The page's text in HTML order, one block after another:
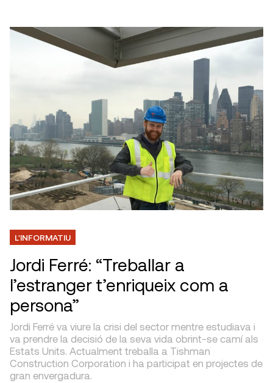
L'INFORMATIU
Jordi Ferré: “Treballar a
l’estranger t’enriqueix com a
persona”
Jordi Ferré va viure la crisi del sector mentre estudiava i
va prendre la decisió de la seva vida obrint-se camí als
Estats Units. Actualment treballa a Tishman
Construction Corporation i ha participat en projectes de
gran envergadura.